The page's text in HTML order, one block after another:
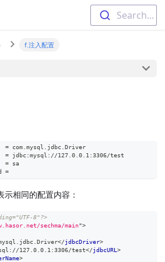
Search...
f.注入配置
com.mysql.jdbc.Driver
= jdbc:mysql://127.0.0.1:3306/test
= sa
=
相同的配置内容：
8"?>
sechma/main">
</jdbcDriver>
127.0.0.1:3306/test</jdbcURL >
>